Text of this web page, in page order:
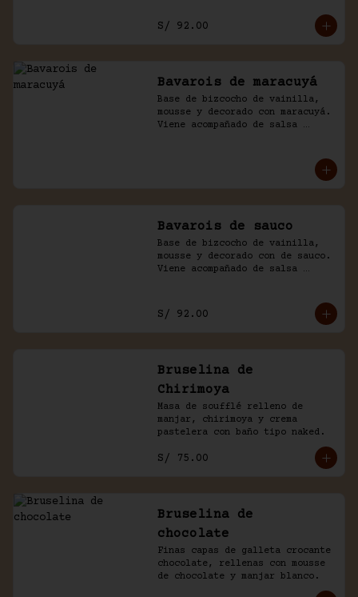
S/ 92.00
Bavarois de maracuyá
Base de bizcocho de vainilla,
mousse y decorado con maracuyá.
Viene acompañado de salsa
Bavarois de sauco
Base de bizcocho de vainilla,
mousse y decorado con de sauco.
Viene acompañado de salsa
S/ 92.00
Bruselina de
Chirimoya
Masa de soufflé relleno de
manjar, chirimoya y crema
pastelera con baño tipo naked.
S/ 75.00
Bruselina de
chocolate
Finas capas de galleta crocante
chocolate, rellenas con mousse
de chocolate y manjar blanco.